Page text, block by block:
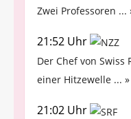
Zwei Professoren ...
21:52 Uhr
Der Chef von Swiss
einer Hitzewelle ... »
21:02 Uhr